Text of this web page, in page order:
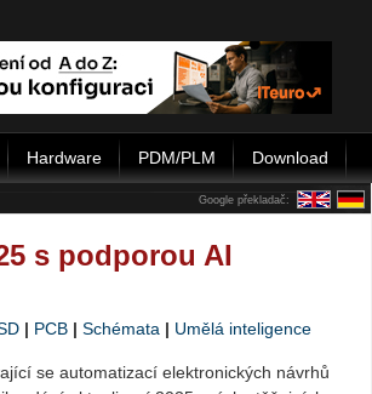
Hardware PDM/PLM Download
Google překladač:
s podporou AI
| PCB | Schémata | Umělá inteligence
se au­to­ma­ti­za­cí elek­tro­nic­kých ná­vrhů